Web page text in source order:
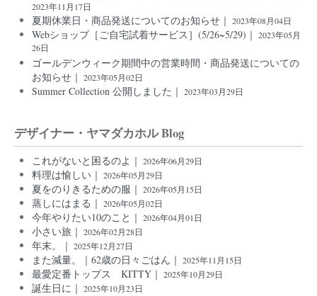
2023年11月17日
夏期休業日・商品発送についてのお知らせ｜ 2023年08月04日
Webショップ［ご自宅試着サービス］(5/26~5/29)｜ 2023年05月
26日
ゴールデンウィーク期間中の営業時間・商品発送についての
お知らせ｜ 2023年05月02日
Summer Collection 公開しました｜ 2023年03月29日
デザイナー・ヤマダカホル Blog
これがないと困るのよ｜ 2026年06月29日
料理は愉しい｜ 2026年05月29日
夏をのりきるための服｜ 2026年05月15日
蒸しにはまる｜ 2026年05月02日
今年やりたい10のこと｜ 2026年04月01日
小さい旅｜ 2026年02月28日
年末。｜ 2025年12月27日
また減量。｜62歳の日々ごはん｜ 2025年11月15日
最愛定番トップス KITTY｜ 2025年10月29日
誕生日に｜ 2025年10月23日